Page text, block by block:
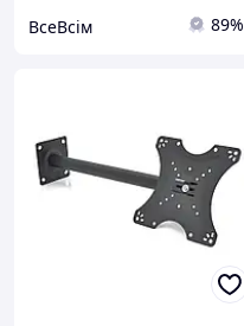
ВсеВсім 89%